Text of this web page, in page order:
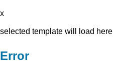
x
selected template will load here
Error